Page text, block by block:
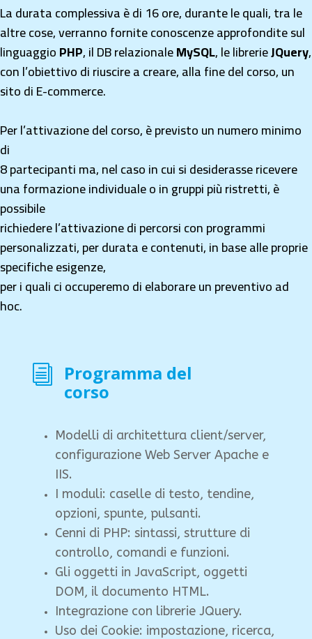
La durata complessiva è di 16 ore, durante le quali, tra le
altre cose, verranno fornite conoscenze approfondite sul
linguaggioPHP,il DB relazionaleMySQL, le librerieJQuery,
con l’obiettivo di riuscire a creare, alla fine del corso, un
sito di E-commerce.
Per l’attivazione del corso, è previsto un numero minimo
di
8 partecipanti ma, nel caso in cui si desiderasse ricevere
una formazione individuale o in gruppi più ristretti, è
possibile
richiedere l’attivazione di percorsi con programmi
personalizzati, per durata e contenuti, in base alle proprie
specifiche esigenze,
per i quali ci occuperemo di elaborare un preventivo ad
hoc.
i Programma del
corso
Modelli di architettura client/server,
configurazione Web Server Apache e
IIS.
I moduli: caselle di testo, tendine,
opzioni, spunte, pulsanti.
Cenni di PHP: sintassi, strutture di
controllo, comandi e funzioni.
Gli oggetti in JavaScript, oggetti
DOM, il documento HTML.
Integrazione con librerie JQuery.
Uso dei Cookie: impostazione, ricerca,